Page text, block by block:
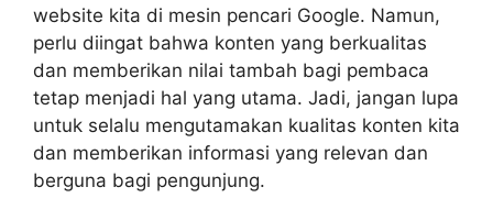
website kita di mesin pencari Google. Namun,
perlu diingat bahwa konten yang berkualitas
dan memberikan nilai tambah bagi pembaca
tetap menjadi hal yang utama. Jadi, jangan lupa
untuk selalu mengutamakan kualitas konten kita
dan memberikan informasi yang relevan dan
berguna bagi pengunjung.